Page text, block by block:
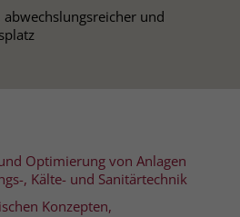
abwechslungsreicher und
Optimierung von Anlagen
, Kälte- und Sanitärtechnik
Konzepten,
Opt-In
set by Cloudflare, is used to
Cloudflare Bot Management.
zufallsgenerierte User-ID.